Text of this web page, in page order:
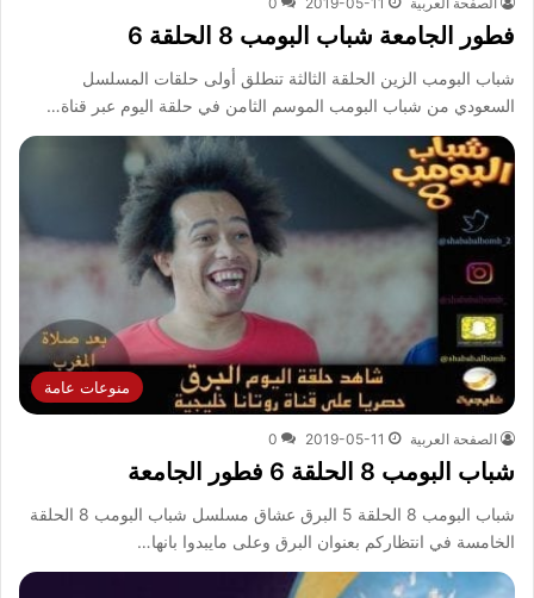
فطور الجامعة شباب البومب 8 الحلقة 6
شباب البومب الزين الحلقة الثالثة تنطلق أولى حلقات المسلسل
السعودي من شباب البومب الموسم الثامن في حلقة اليوم عبر قناة…
منوعات عامة
الصفحة العربية 2019-05-11
0
شباب البومب 8 الحلقة 6 فطور الجامعة
شباب البومب 8 الحلقة 5 البرق عشاق مسلسل شباب البومب 8 الحلقة
الخامسة في انتظاركم بعنوان البرق وعلى مايبدوا بانها…